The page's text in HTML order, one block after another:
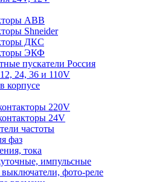
ABB
Shneider
ДКС
ЭКФ
пускатели Россия
24, 36 и 110V
корпусе
220V
24V
частоты
фаз
тока
импульсные
фото-реле